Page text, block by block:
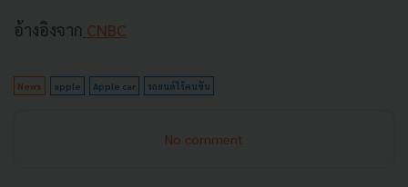
อ้างอิงจาก CNBC
News apple Apple car รถยนต์ไร้คนขับ
No comment